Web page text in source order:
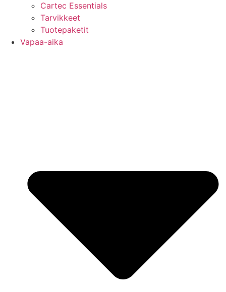
Cartec Essentials
Tarvikkeet
Tuotepaketit
Vapaa-aika